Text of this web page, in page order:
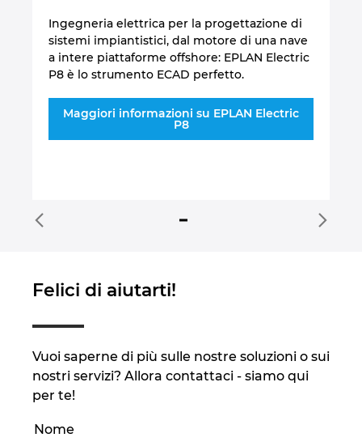
Ingegneria elettrica per la progettazione di
sistemi impiantistici, dal motore di una nave
a intere piattaforme offshore: EPLAN Electric
P8 è lo strumento ECAD perfetto.
Maggiori informazioni su EPLAN Electric
P8
Felici di aiutarti!
Vuoi saperne di più sulle nostre soluzioni o sui
nostri servizi? Allora contattaci - siamo qui
per te!
Nome